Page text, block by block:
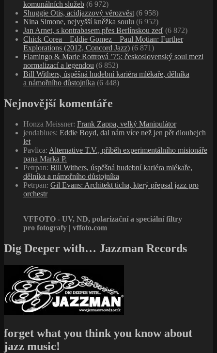
komunálních služeb (6 972)
Shuggie Otis, acidjazzový věrozvěst (6 958)
Nina Simone, nejvyšší kněžka soulu (6 952)
Jan Arnet, s kontrabasem přes Berlínskou zeď (6 872)
Chick Corea – Eddie Gomez – Paul Motian: Further
Explorations (2012, Concord Jazz) (6 871)
Flamingo & Marie Rottrová ’75: československý soul mezi
normalizací a legendou (6 852)
Bill Withers, úspěšná hudební kariéra mlékaře, dělníka
a námořního důstojníka (6 448)
Nejnovější komentáře
Honza Meissner: Frank Zappa, velký Manipulátor
jendablues: Eddie Boyd, dal nám více než jen pět dlouhejch
let
Pavlica: Alternative T.V., příběh experimentálního misionáře
pana Marka P.
Petrpan: Bill Withers, úspěšná hudební kariéra mlékaře,
dělníka a námořního důstojníka
Petrpan: Gil Evans: Architekt ticha, který přepsal jazz pro
orchestr
VFFOTO - UV, ND, polarizační a speciální filtry
pro fotografy | vffoto.com
Dig Deeper with… Jazzman Records
forget what you think you know about
jazz music!